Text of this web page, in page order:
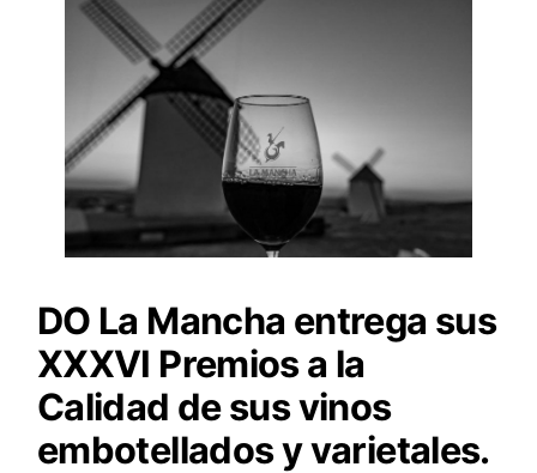
DO La Mancha entrega sus
XXXVI Premios a la
Calidad de sus vinos
embotellados y varietales.